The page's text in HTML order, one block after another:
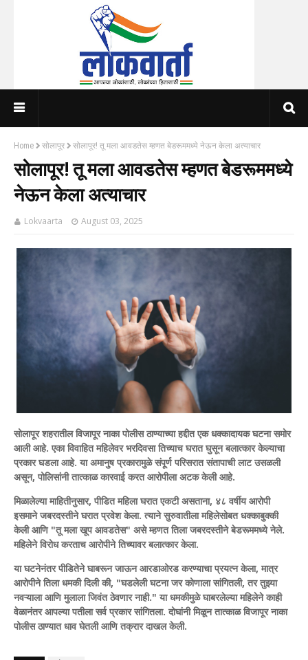
Home सोलापूर सोलापूर! तू मला आवडतेस म्हणत बेडरूममध्ये नेऊन केला अत्याचार
सोलापूर! तू मला आवडतेस म्हणत बेडरूममध्ये
नेऊन केला अत्याचार
Lokvaarta August 03, 2025
सोलापूर शहरातील विजापूर नाका पोलीस ठाण्याच्या हद्दीत एक धक्कादायक घटना समोर
आली आहे. एका विवाहित महिलेवर भरदिवसा तिच्याच घरात घुसून बलात्कार केल्याचा
प्रकार घडला आहे. या अमानुष प्रकारामुळे संपूर्ण परिसरात संतापाची लाट उसळली
असून, पोलिसांनी तात्काळ कारवाई करत आरोपीला अटक केली आहे.
मिळालेल्या माहितीनुसार, पीडित महिला घरात एकटी असताना, ४८ वर्षीय आरोपी
इसमाने जबरदस्तीने घरात प्रवेश केला. त्याने सुरुवातीला महिलेसोबत धक्काबुक्की
केली आणि "तू मला खूप आवडतेस" असे म्हणत तिला जबरदस्तीने बेडरूममध्ये नेले.
महिलेने विरोध करताच आरोपीने तिच्यावर बलात्कार केला.
या घटनेनंतर पीडितेने घाबरून जाऊन आरडाओरड करण्याचा प्रयत्न केला, मात्र
आरोपीने तिला धमकी दिली की, "घडलेली घटना जर कोणाला सांगितली, तर तुझ्या
नवऱ्याला आणि मुलाला जिवंत ठेवणार नाही." या धमकीमुळे घाबरलेल्या महिलेने काही
वेळानंतर आपल्या पतीला सर्व प्रकार सांगितला. दोघांनी मिळून तात्काळ विजापूर नाका
पोलीस ठाण्यात धाव घेतली आणि तक्रार दाखल केली.